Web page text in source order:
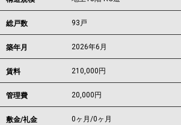
総戸数 93戸
築年月 2026年6月
賃料 210,000 円
管理費 20,000円
敷金/礼金 0ヶ月/0ヶ月